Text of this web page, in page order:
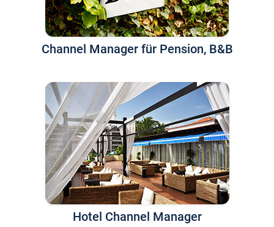
Channel Manager für Pension, B&B
Hotel Channel Manager